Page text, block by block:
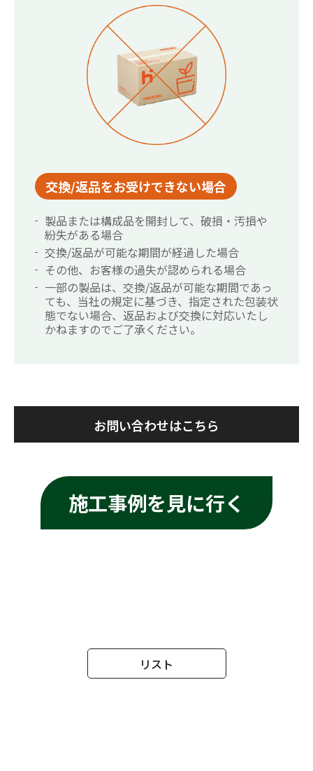
交換/返品をお受けできない場合
製品または構成品を開封して、破損・汚損や
紛失がある場合
交換/返品が可能な期間が経過した場合
その他、お客様の過失が認められる場合
一部の製品は、交換/返品が可能な期間であっ
ても、当社の規定に基づき、指定された包装状
態でない場合、返品および交換に対応いたし
かねますのでご了承ください。
お問い合わせはこちら
施工事例を見に行く
リスト